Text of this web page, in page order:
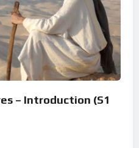
– Introduction (S1